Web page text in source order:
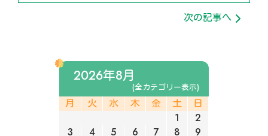
次の記事へ
2026年8月
(全カテゴリー表示)
月 火 水 木 金 土 日
1
2
3
4 5 6 7 8
9